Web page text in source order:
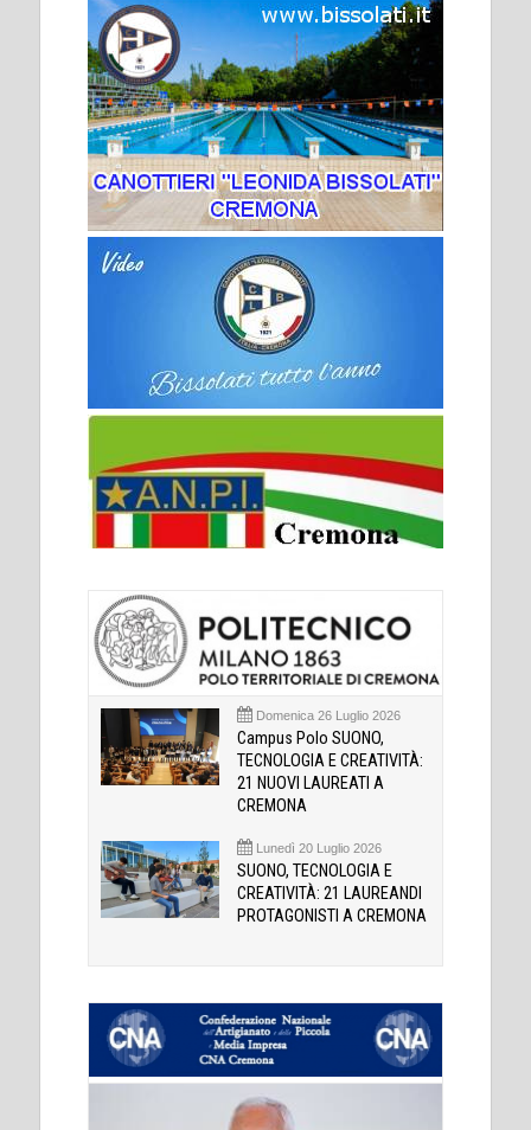
Domenica 26 Luglio 2026
Campus Polo SUONO,
TECNOLOGIA E CREATIVITÀ:
21 NUOVI LAUREATI A
CREMONA
Lunedì 20 Luglio 2026
SUONO, TECNOLOGIA E
CREATIVITÀ: 21 LAUREANDI
PROTAGONISTI A CREMONA